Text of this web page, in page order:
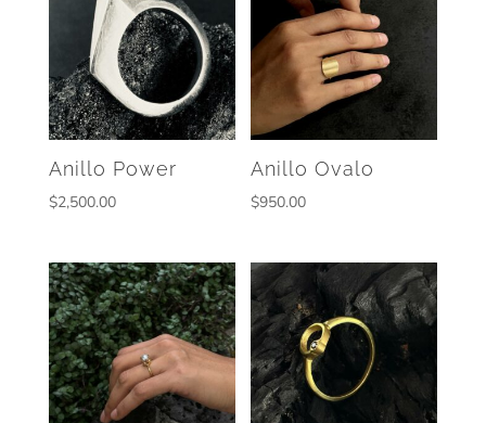
Anillo Power
$2,500.00
Anillo Ovalo
$950.00